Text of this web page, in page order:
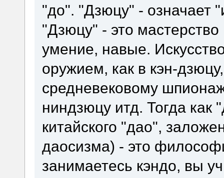
"до". "Дзюцу" - означает
"Дзюцу" - это мастерство
умение, навые.
оружием, как в кэн-
средневековому
ниндзюцу итд. Тогда как
китайского "дао",
даосизма) - это
занимаетесь кэндо, вы